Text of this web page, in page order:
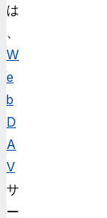
は
W
e
b
D
A
V
サ
ー